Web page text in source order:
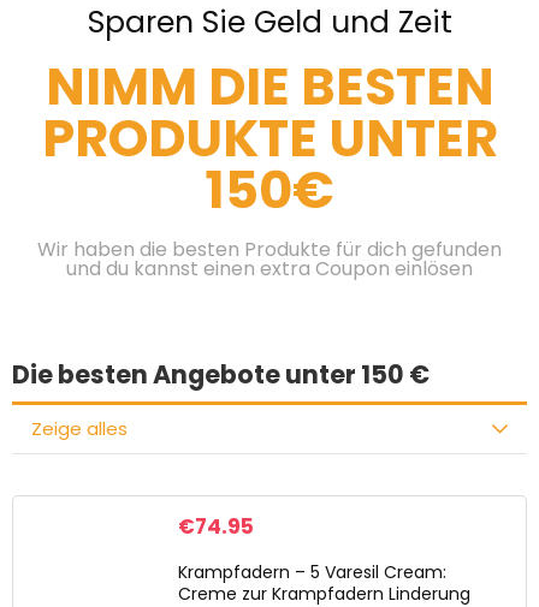
Sparen Sie Geld und Zeit
NIMM DIE BESTEN
PRODUKTE UNTER
150€
Wir haben die besten Produkte für dich gefunden
und du kannst einen extra Coupon einlösen
Die besten Angebote unter 150 €
Zeige alles
€74.95
Krampfadern – 5 Varesil Cream:
Creme zur Krampfadern Linderung